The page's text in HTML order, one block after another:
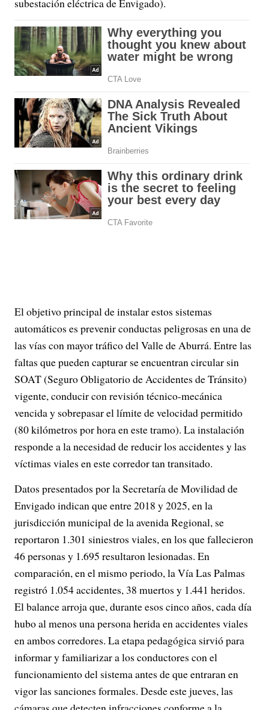
subestación eléctrica de Envigado).
El objetivo principal de instalar estos sistemas
automáticos es prevenir conductas peligrosas en una de
las vías con mayor tráfico del Valle de Aburrá. Entre las
faltas que pueden capturar se encuentran circular sin
SOAT (Seguro Obligatorio de Accidentes de Tránsito)
vigente, conducir con revisión técnico-mecánica
vencida y sobrepasar el límite de velocidad permitido
(80 kilómetros por hora en este tramo). La instalación
responde a la necesidad de reducir los accidentes y las
víctimas viales en este corredor tan transitado.
Datos presentados por la Secretaría de Movilidad de
Envigado indican que entre 2018 y 2025, en la
jurisdicción municipal de la avenida Regional, se
reportaron 1.301 siniestros viales, en los que fallecieron
46 personas y 1.695 resultaron lesionadas. En
comparación, en el mismo periodo, la Vía Las Palmas
registró 1.054 accidentes, 38 muertos y 1.441 heridos.
El balance arroja que, durante esos cinco años, cada día
hubo al menos una persona herida en accidentes viales
en ambos corredores. La etapa pedagógica sirvió para
informar y familiarizar a los conductores con el
funcionamiento del sistema antes de que entraran en
vigor las sanciones formales. Desde este jueves, las